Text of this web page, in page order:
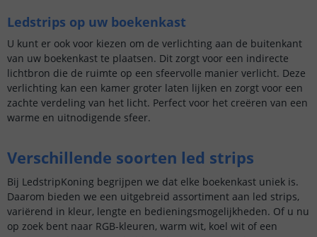
Ledstrips op uw boekenkast
U kunt er ook voor kiezen om de verlichting aan de buitenkant
van uw boekenkast te plaatsen. Dit zorgt voor een indirecte
lichtbron die de ruimte op een sfeervolle manier verlicht. Deze
verlichting kan een kamer groter laten lijken en zorgt voor een
zachte verdeling van het licht. Perfect voor het creëren van een
warme en uitnodigende sfeer.
Verschillende soorten led strips
Bij LedstripKoning begrijpen we dat elke boekenkast uniek is.
Daarom bieden we een uitgebreid assortiment aan led strips,
variërend in kleur, lengte en bedieningsmogelijkheden. Of u nu
op zoek bent naar RGB-kleuren, warm wit, koel wit of een